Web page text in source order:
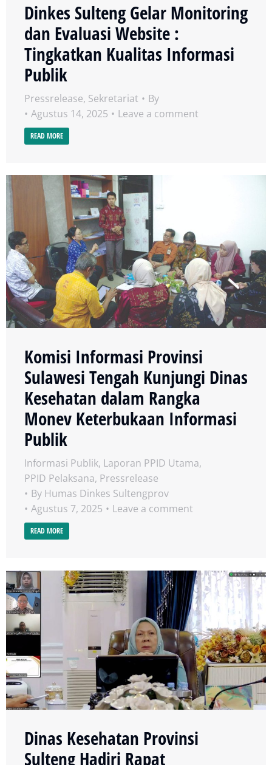
Dinkes Sulteng Gelar Monitoring
dan Evaluasi Website :
Tingkatkan Kualitas Informasi
Publik
Pressrelease, Sekretariat
By
Agustus 14, 2025
Leave a comment
READ MORE
Komisi Informasi Provinsi
Sulawesi Tengah Kunjungi Dinas
Kesehatan dalam Rangka
Monev Keterbukaan Informasi
Publik
Informasi Publik, Laporan PPID Utama,
PPID Pelaksana, Pressrelease
By Humas Dinkes Sultengprov
Agustus 7, 2025
Leave a comment
READ MORE
Dinas Kesehatan Provinsi
Sulteng Hadiri Rapat